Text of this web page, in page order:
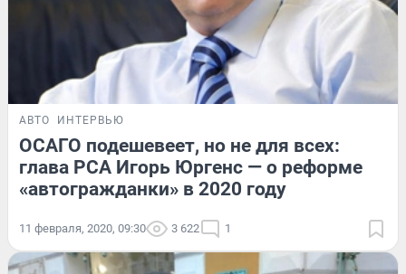
АВТО ИНТЕРВЬЮ
ОСАГО подешевеет, но не для всех:
глава РСА Игорь Юргенс — о реформе
«автогражданки» в 2020 году
11 февраля, 2020, 09:30 3 622 1